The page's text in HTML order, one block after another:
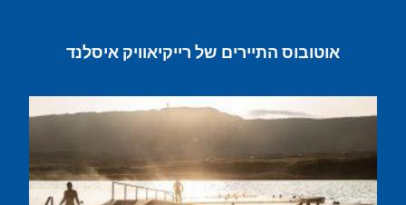
אוטובוס התיירים של רייקיאוויק איסלנד